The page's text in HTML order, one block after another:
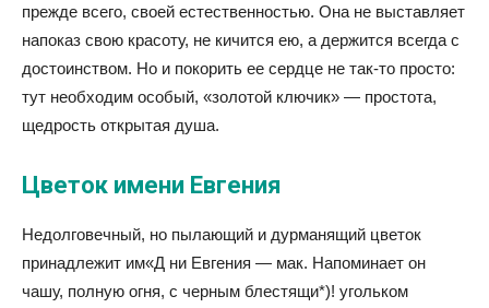
прежде всего, своей естественностью. Она не выставляет
напоказ свою красоту, не кичится ею, а держится всегда с
достоинством. Но и покорить ее сердце не так-то просто:
тут необходим особый, «золотой ключик» — простота,
щедрость открытая душа.
Цветок имени Евгения
Недолговечный, но пылающий и дурманящий цветок
принадлежит им«Д ни Евгения — мак. Напоминает он
чашу, полную огня, с черным блестящи*)! угольком